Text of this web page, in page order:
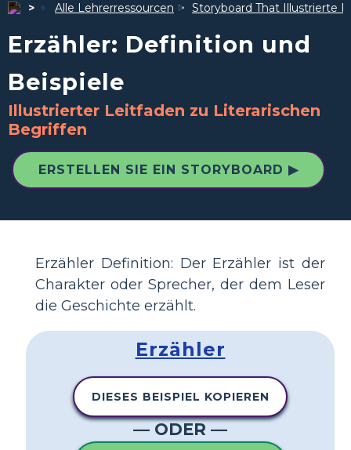
Alle Lehrerressourcen Storyboard That Illustrierte
Erzähler: Definition und
Beispiele
Illustrierter Leitfaden zu Literarischen
Begriffen
ERSTELLEN SIE EIN STORYBOARD ▶
Erzähler Definition: Der Erzähler ist der
Charakter oder Sprecher, der dem Leser
die Geschichte erzählt.
Erzähler
DIESES BEISPIEL KOPIEREN
— ODER —